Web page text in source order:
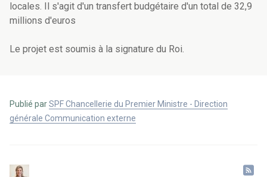
locales. Il s'agit d'un transfert budgétaire d'un total de 32,9
millions d'euros
Le projet est soumis à la signature du Roi.
Publié parSPF Chancellerie du Premier Ministre - Direction
générale Communication externe